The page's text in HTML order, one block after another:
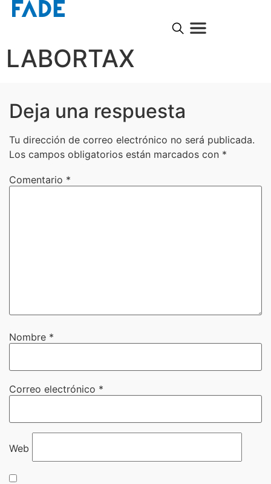
LABORTAX
Deja una respuesta
Tu dirección de correo electrónico no será publicada.
Los campos obligatorios están marcados con *
Comentario *
Nombre *
Correo electrónico *
Web